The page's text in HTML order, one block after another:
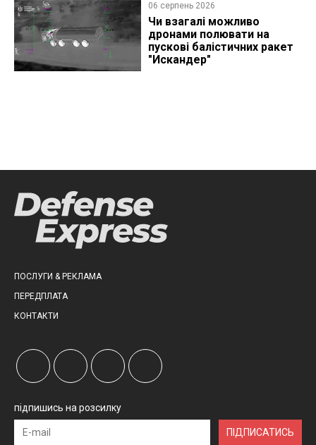
06 серпень 2026
Чи взагалі можливо
дронами полювати на
пускові балістичних ракет
"Искандер"
ПОСЛУГИ & РЕКЛАМА
ПЕРЕДПЛАТА
КОНТАКТИ
підпишись на розсилку
ПІДПИСАТИСЬ